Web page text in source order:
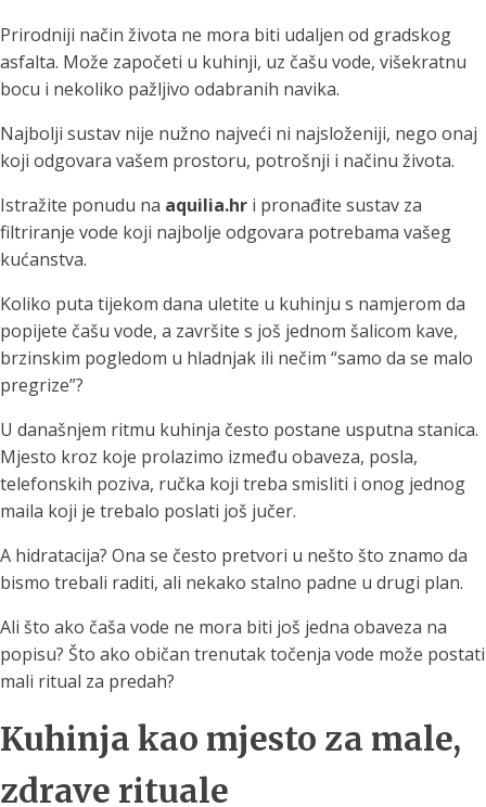
Prirodniji način života ne mora biti udaljen od gradskog
asfalta. Može započeti u kuhinji, uz čašu vode, višekratnu
bocu i nekoliko pažljivo odabranih navika.
Najbolji sustav nije nužno najveći ni najsloženiji, nego onaj
koji odgovara vašem prostoru, potrošnji i načinu života.
Istražite ponudu na aquilia.hr i pronađite sustav za
filtriranje vode koji najbolje odgovara potrebama vašeg
kućanstva.
Koliko puta tijekom dana uletite u kuhinju s namjerom da
popijete čašu vode, a završite s još jednom šalicom kave,
brzinskim pogledom u hladnjak ili nečim “samo da se malo
pregrize”?
U današnjem ritmu kuhinja često postane usputna stanica.
Mjesto kroz koje prolazimo između obaveza, posla,
telefonskih poziva, ručka koji treba smisliti i onog jednog
maila koji je trebalo poslati još jučer.
A hidratacija? Ona se često pretvori u nešto što znamo da
bismo trebali raditi, ali nekako stalno padne u drugi plan.
Ali što ako čaša vode ne mora biti još jedna obaveza na
popisu? Što ako običan trenutak točenja vode može postati
mali ritual za predah?
Kuhinja kao mjesto za male,
zdrave rituale